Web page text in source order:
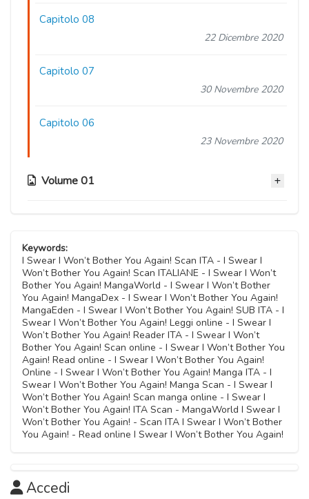
Capitolo 08
22 Dicembre 2020
Capitolo 07
30 Novembre 2020
Capitolo 06
23 Novembre 2020
Volume 01
Capitolo 05
09 Novembre 2020
Capitolo 04
03 Novembre 2020
Capitolo 03
03 Novembre 2020
Capitolo 02
Capitolo 01
Keywords:
I Swear I Won’t Bother You Again! Scan ITA - I Swear I
Won’t Bother You Again! Scan ITALIANE - I Swear I Won’t
Bother You Again! MangaWorld - I Swear I Won’t Bother
You Again! MangaDex - I Swear I Won’t Bother You Again!
MangaEden - I Swear I Won’t Bother You Again! SUB ITA - I
Swear I Won’t Bother You Again! Leggi online - I Swear I
Won’t Bother You Again! Reader ITA - I Swear I Won’t
Bother You Again! Scan online - I Swear I Won’t Bother You
Again! Read online - I Swear I Won’t Bother You Again!
Online - I Swear I Won’t Bother You Again! Manga ITA - I
Swear I Won’t Bother You Again! Manga Scan - I Swear I
Won’t Bother You Again! Scan manga online - I Swear I
Won’t Bother You Again! ITA Scan - MangaWorld I Swear I
Won’t Bother You Again! - Scan ITA I Swear I Won’t Bother
You Again! - Read online I Swear I Won’t Bother You Again!
Accedi